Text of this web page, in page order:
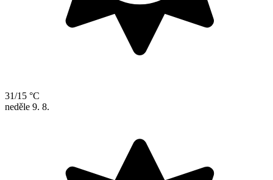
31/15 °C
neděle 9. 8.